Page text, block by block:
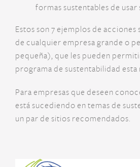
formas sustentables de
Estos son 7 ejemplos de acciones
de cualquier empresa grande o
pequeña), que les pueden
programa de sustentabilidad esta
Para empresas que deseen
está sucediendo en temas de
un par de sitios recomendados.